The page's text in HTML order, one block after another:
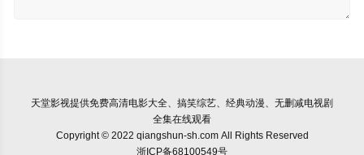
天堂影视提供免费高清电影大全、搞笑综艺、经典动漫、无删减电视剧
全集在线观看
Copyright © 2022 qiangshun-sh.com All Rights Reserved
浙ICP备68100549号